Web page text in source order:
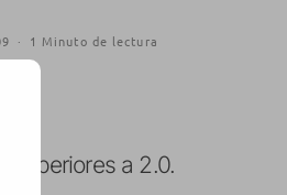
· 1 Minuto de lectura
superiores a 2.0.